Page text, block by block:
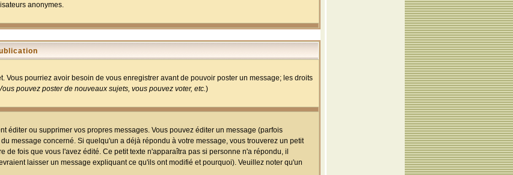
anonymes.
pourriez avoir besoin de vous enregistrer avant de pouvoir poster un message; les droits
pouvez poster de nouveaux sujets, vous pouvez voter, etc.)
éditer ou supprimer vos propres messages. Vous pouvez éditer un message (parfois
du message concerné. Si quelqu'un a déjà répondu à votre message, vous trouverez un petit
fois que vous l'avez édité. Ce petit texte n'apparaîtra pas si personne n'a répondu, il
laisser un message expliquant ce qu'ils ont modifié et pourquoi). Veuillez noter qu'un